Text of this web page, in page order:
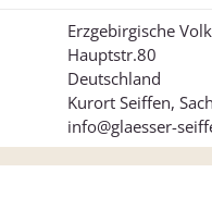
Erzgebirgische
Hauptstr.80
Deutschland
Kurort Seiffen,
info@glaesser-